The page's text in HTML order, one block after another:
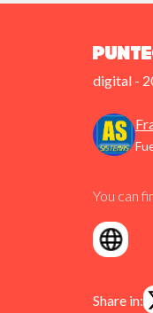
digital -
You can
Share in: